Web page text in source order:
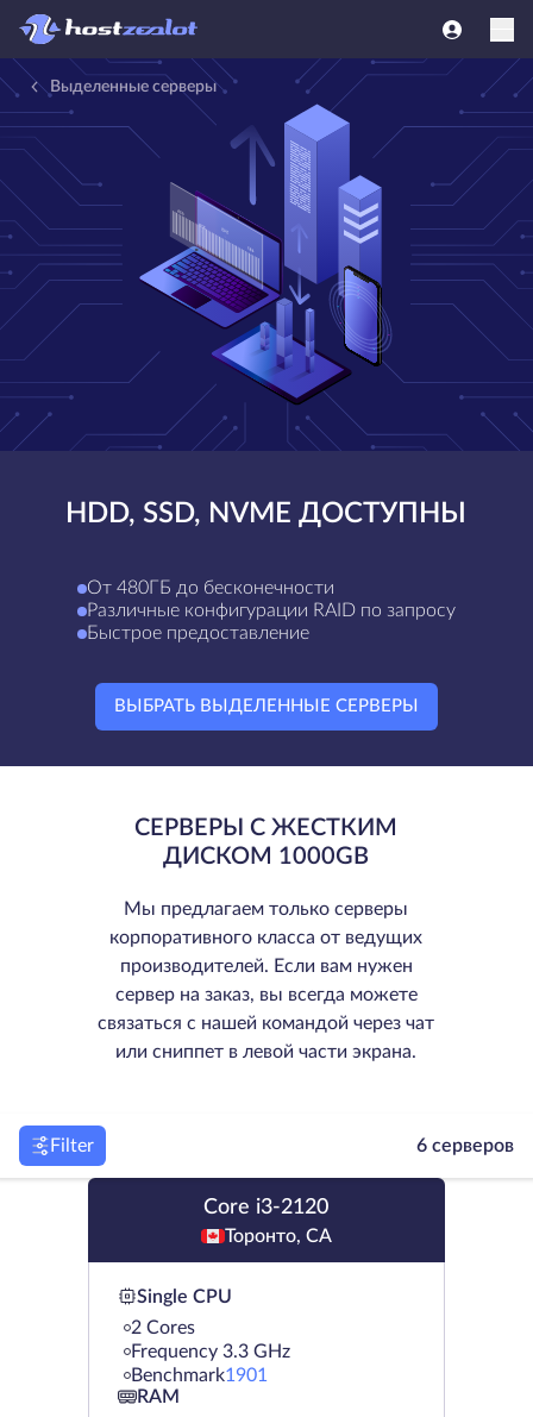
Выделенные серверы
HDD, SSD, NVME ДОСТУПНЫ
От 480ГБ до бесконечности
Различные конфигурации RAID по запросу
Быстрое предоставление
ВЫБРАТЬ ВЫДЕЛЕННЫЕ СЕРВЕРЫ
СЕРВЕРЫ С ЖЕСТКИМ
ДИСКОМ 1000GB
Мы предлагаем только серверы
корпоративного класса от ведущих
производителей. Если вам нужен
сервер на заказ, вы всегда можете
связаться с нашей командой через чат
или сниппет в левой части экрана.
Filter 6 серверов
Core i3-2120
Торонто, CA
Single CPU
2 Cores
Frequency 3.3 GHz
Benchmark1901
RAM